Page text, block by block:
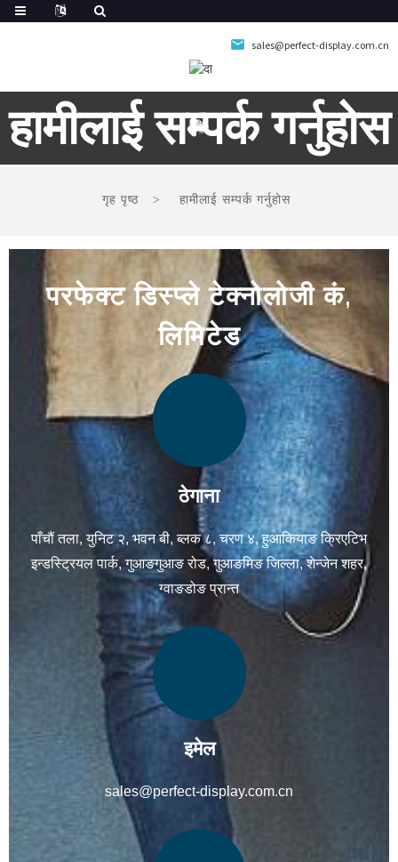
sales@perfect-display.com.cn
हामीलाई सम्पर्क गर्नुहोस
गृह पृष्ठ हामीलाई सम्पर्क गर्नुहोस
परफेक्ट डिस्प्ले टेक्नोलोजी कं,
लिमिटेड
ठेगाना
पाँचौं तला, युनिट २, भवन बी, ब्लक ८, चरण ४, हुआकियाङ क्रिएटिभ
इन्डस्ट्रियल पार्क, गुआङगुआङ रोड, गुआङमिङ जिल्ला, शेन्जेन शहर,
ग्वाङडोङ प्रान्त
इमेल
sales@perfect-display.com.cn